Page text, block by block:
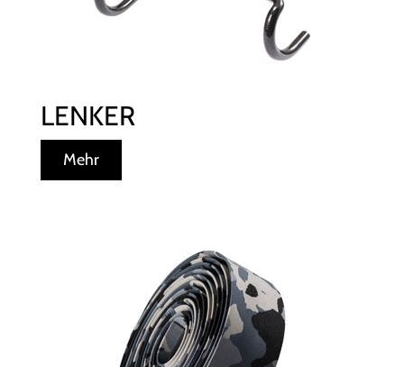
LENKER
Mehr